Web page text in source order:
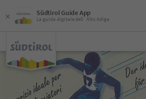
Südtirol Guide App
La guida digitale dell´Alto Adige